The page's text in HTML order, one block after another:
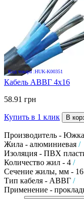
Код товара :HUK-K00351
Кабель АВВГ 4х16
58.91 грн
Купить в 1 клик В
Производитель -
Жила - алюминиевая /
Изоляция - ПВХ
Количество жил - 4 /
Сечение жилы, мм - 16
Тип кабеля - АВВГ /
Применение -